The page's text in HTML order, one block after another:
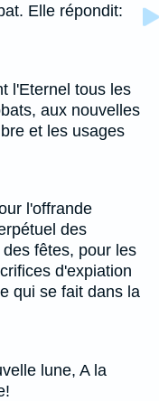
Elle répondit:
l'Eternel tous les
aux nouvelles
et les usages
l'offrande
des
fêtes, pour les
d'expiation
qui se fait dans la
lune, A la